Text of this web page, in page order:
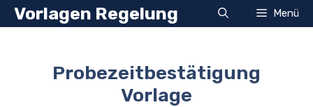
Zum
InhaltVorlagen Regelung Menü
Probezeitbestätigung
Vorlage